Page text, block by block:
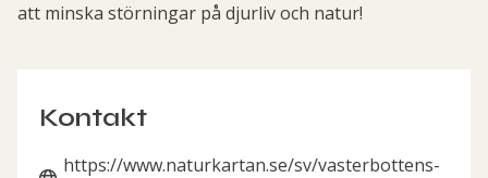
att minska störningar på djurliv och natur!
Kontakt
https://www.naturkartan.se/sv/vasterbottens-